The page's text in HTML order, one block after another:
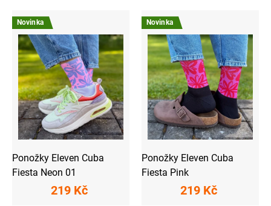
Novinka
Ponožky Eleven Cuba
Fiesta Neon 01
219 Kč
Novinka
Ponožky Eleven Cuba
Fiesta Pink
219 Kč